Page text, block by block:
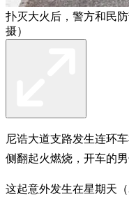
扑灭大火后，警方和民
摄）
尼诰大道支路发生连环
侧翻起火燃烧，开车的
这起意外发生在星期天